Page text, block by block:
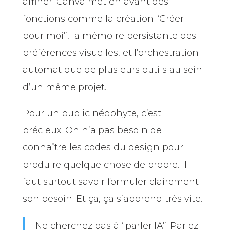
fonctions comme la création “Créer
pour moi”, la mémoire persistante des
préférences visuelles, et l’orchestration
automatique de plusieurs outils au sein
d’un même projet.
Pour un public néophyte, c’est
précieux. On n’a pas besoin de
connaître les codes du design pour
produire quelque chose de propre. Il
faut surtout savoir formuler clairement
son besoin. Et ça, ça s’apprend très vite.
Ne cherchez pas à “parler IA”. Parlez